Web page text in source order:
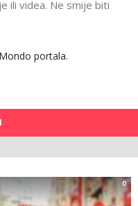
ili videa. Ne smije biti
Mondo portala.
0